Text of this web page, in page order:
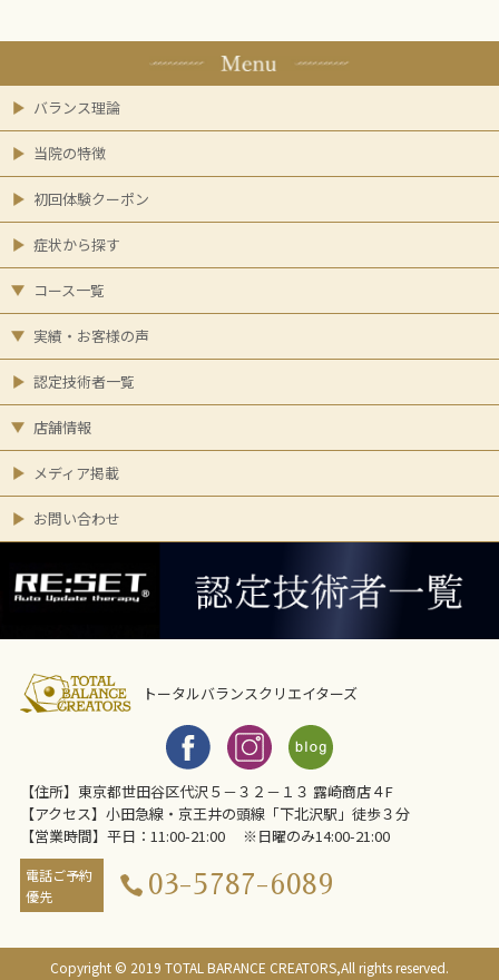
バランス理論
当院の特徴
初回体験クーポン
症状から探す
コース一覧
実績・お客様の声
認定技術者一覧
店舗情報
メディア掲載
お問い合わせ
トータルバランスクリエイターズ
【住所】東京都世田谷区代沢５－３２－１３ 露崎商店４F
【アクセス】小田急線・京王井の頭線「下北沢駅」徒歩３分
【営業時間】平日：11:00-21:00 ※日曜のみ14:00-21:00
電話ご予約
優先
03-5787-6089
Copyright © 2019 TOTAL BARANCE CREATORS,All rights reserved.